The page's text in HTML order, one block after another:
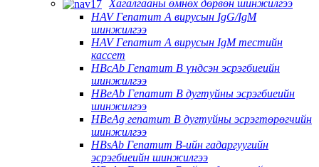
Хагалгааны өмнөх дөрвөн шинжилгээ
HAV Гепатит А вирусын IgG/IgM
шинжилгээ
HAV Гепатит А вирусын IgM тестийн
кассет
HBcAb Гепатит В үндсэн эсрэгбиеийн
шинжилгээ
HBeAb Гепатит В дугтуйны эсрэгбиеийн
шинжилгээ
HBeAg гепатит В дугтуйны эсрэгтөрөгчийн
шинжилгээ
HBsAb Гепатит В-ийн гадаргуугийн
эсрэгбиеийн шинжилгээ